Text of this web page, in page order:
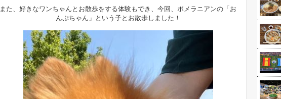
また、好きなワンちゃんとお散歩をする体験もでき、今回、ポメラニアンの「お
んぷちゃん」という子とお散歩しました！